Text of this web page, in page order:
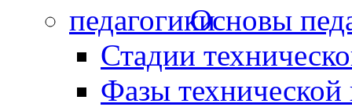
Основы
Стадии
Фазы технической